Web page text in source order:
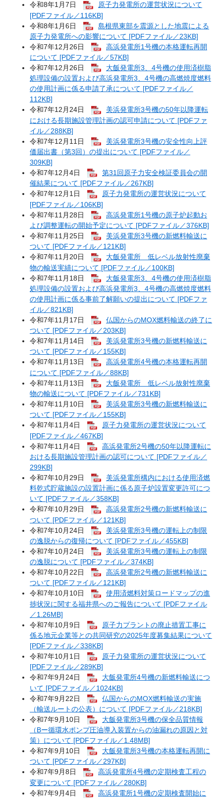
令和8年1月7日
原子力発電所の運営状況について
[PDFファイル／116KB]
令和8年1月6日
島根県東部を震源とした地震による
原子力発電所への影響について [PDFファイル／23KB]
令和7年12月26日
高浜発電所1号機の本格運転再開
について [PDFファイル／57KB]
令和7年12月26日
大飯発電所3、4号機の使用済樹脂
処理設備の設置および高浜発電所3、4号機の高燃焼度燃料
の使用計画に係る申請了承について [PDFファイル／
112KB]
令和7年12月24日
美浜発電所3号機の50年以降運転
における長期施設管理計画の認可申請について [PDFファ
イル／288KB]
令和7年12月11日
美浜発電所3号機の安全性向上評
価届出書（第3回）の提出について [PDFファイル／
309KB]
令和7年12月4日
第31回原子力安全検証委員会の開
催結果について [PDFファイル／267KB]
令和7年12月1日
原子力発電所の運営状況について
[PDFファイル／106KB]
令和7年11月28日
高浜発電所1号機の原子炉起動お
よび調整運転の開始予定について [PDFファイル／376KB]
令和7年11月25日
美浜発電所3号機の新燃料輸送に
ついて [PDFファイル／121KB]
令和7年11月20日
大飯発電所 低レベル放射性廃棄
物の輸送実績について [PDFファイル／100KB]
令和7年11月18日
大飯発電所3、4号機の使用済樹脂
処理設備の設置および高浜発電所3、4号機の高燃焼度燃料
の使用計画に係る事前了解願いの提出について [PDFファ
イル／821KB]
令和7年11月17日
仏国からのMOX燃料輸送の終了に
ついて [PDFファイル／203KB]
令和7年11月14日
美浜発電所3号機の新燃料輸送に
ついて [PDFファイル／155KB]
令和7年11月13日
高浜発電所4号機の本格運転再開
について [PDFファイル／88KB]
令和7年11月13日
大飯発電所 低レベル放射性廃棄
物の輸送について [PDFファイル／731KB]
令和7年11月10日
美浜発電所3号機の新燃料輸送に
ついて [PDFファイル／155KB]
令和7年11月4日
原子力発電所の運営状況について
[PDFファイル／467KB]
令和7年11月4日
高浜発電所2号機の50年以降運転に
おける長期施設管理計画の認可について [PDFファイル／
299KB]
令和7年10月29日
美浜発電所構内における使用済燃
料乾式貯蔵施設の設置計画に係る原子炉設置変更許可につ
いて [PDFファイル／358KB]
令和7年10月29日
高浜発電所2号機の新燃料輸送に
ついて [PDFファイル／121KB]
令和7年10月24日
美浜発電所3号機の運転上の制限
の逸脱からの復帰について [PDFファイル／455KB]
令和7年10月24日
美浜発電所3号機の運転上の制限
の逸脱について [PDFファイル／374KB]
令和7年10月22日
高浜発電所2号機の新燃料輸送に
ついて [PDFファイル／121KB]
令和7年10月10日
使用済燃料対策ロードマップの進
捗状況に関する福井県へのご報告について [PDFファイル
／1.26MB]
令和7年10月9日
原子力プラントの廃止措置工事に
係る地元企業等との共同研究の2025年度募集結果について
[PDFファイル／338KB]
令和7年10月1日
原子力発電所の運営状況について
[PDFファイル／289KB]
令和7年9月24日
大飯発電所4号機の新燃料輸送につ
いて [PDFファイル／1024KB]
令和7年9月22日
仏国からのMOX燃料輸送の実施
（輸送ルートの公表）について [PDFファイル／218KB]
令和7年9月10日
大飯発電所3号機の保全品質情報
（Bー循環水ポンプ圧油導入装置からの油漏れの原因と対
策）について [PDFファイル／1.48MB]
令和7年9月10日
大飯発電所3号機の本格運転再開に
ついて [PDFファイル／297KB]
令和7年9月8日
高浜発電所4号機の定期検査工程の
変更について [PDFファイル／280KB]
令和7年9月4日
高浜発電所1号機の定期検査開始に